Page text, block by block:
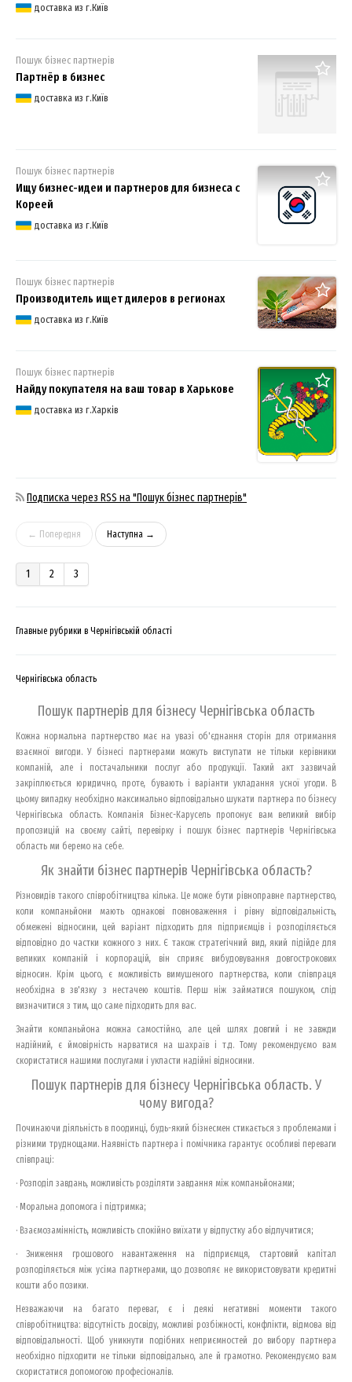
доставка из г.Київ
Пошук бізнес партнерів
Партнёр в бизнес
доставка из г.Київ
Пошук бізнес партнерів
Ищу бизнес-идеи и партнеров для бизнеса с
Кореей
доставка из г.Київ
Пошук бізнес партнерів
Производитель ищет дилеров в регионах
доставка из г.Київ
Пошук бізнес партнерів
Найду покупателя на ваш товар в Харькове
доставка из г.Харків
Подписка через RSS на "Пошук бізнес партнерів"
← Попередня Наступна →
1 2 3
Главные рубрики в Чернігівській області
Чернігівська область
Пошук партнерів для бізнесу Чернігівська область
Кожна нормальна партнерство має на увазі об'єднання сторін для отримання
взаємної вигоди. У бізнесі партнерами можуть виступати не тільки керівники
компаній, але і постачальники послуг або продукції. Такий акт зазвичай
закріплюється юридично, проте, бувають і варіанти укладання усної угоди. В
цьому випадку необхідно максимально відповідально шукати партнера по бізнесу
Чернігівська область. Компанія Бізнес-Карусель пропонує вам великий вибір
пропозицій на своєму сайті, перевірку і пошук бізнес партнерів Чернігівська
область ми беремо на себе.
Як знайти бізнес партнерів Чернігівська область?
Різновидів такого співробітництва кілька. Це може бути рівноправне партнерство,
коли компаньйони мають однакові повноваження і рівну відповідальність,
обмежені відносини, цей варіант підходить для підприємців і розподіляється
відповідно до частки кожного з них. Є також стратегічний вид, який підійде для
великих компаній і корпорацій, він сприяє вибудовування довгострокових
відносин. Крім цього, є можливість вимушеного партнерства, коли співпраця
необхідна в зв'язку з нестачею коштів. Перш ніж займатися пошуком, слід
визначитися з тим, що саме підходить для вас.
Знайти компаньйона можна самостійно, але цей шлях довгий і не завжди
надійний, є ймовірність нарватися на шахраїв і т.д. Тому рекомендуємо вам
скористатися нашими послугами і укласти надійні відносини.
Пошук партнерів для бізнесу Чернігівська область. У
чому вигода?
Починаючи діяльність в поодинці, будь-який бізнесмен стикається з проблемами і
різними труднощами. Наявність партнера і помічника гарантує особливі переваги
співпраці:
· Розподіл завдань, можливість розділяти завдання між компаньйонами;
· Моральна допомога і підтримка;
· Взаємозамінність, можливість спокійно виїхати у відпустку або відлучитися;
· Зниження грошового навантаження на підприємця, стартовий капітал
розподіляється між усіма партнерами, що дозволяє не використовувати кредитні
кошти або позики.
Незважаючи на багато переваг, є і деякі негативні моменти такого
співробітництва: відсутність досвіду, можливі розбіжності, конфлікти, відмова від
відповідальності. Щоб уникнути подібних неприємностей до вибору партнера
необхідно підходити не тільки відповідально, але й грамотно. Рекомендуємо вам
скористатися допомогою професіоналів.